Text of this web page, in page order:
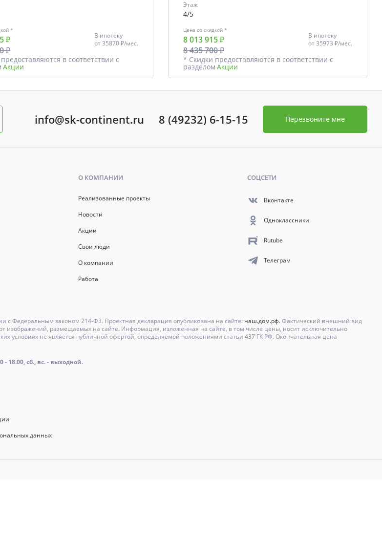
*
₽
₽
В ипотеку
от35870 ₽/мес.
в соответствии с
Акции
Этаж
4/5
Цена со скидкой *
8 013 915 ₽
8 435 700 ₽
В ипотеку
от35973 ₽/мес.
* Скидки предоставляются в соответствии с
разделом Акции
info@sk-continent.ru 8 (49232) 6-15-15 Перезвоните мне
О КОМПАНИИ
Реализованные проекты
Новости
Акции
Свои люди
О компании
Работа
СОЦСЕТИ
Вконтакте
Одноклассники
Rutube
Телеграм
с Федеральным законом 214-Ф3. Проектная декларация опубликована на сайте: наш.дом.рф.Фактический внешний вид
изображений, размещаемых на сайте. Информация, изложенная на сайте, в том числе цены, носит исключительно
условиях не является публичной офертой, определяемой положениями статьи 437 ГК РФ. Окончательная цена
18.00, сб., вс. - выходной.
данных